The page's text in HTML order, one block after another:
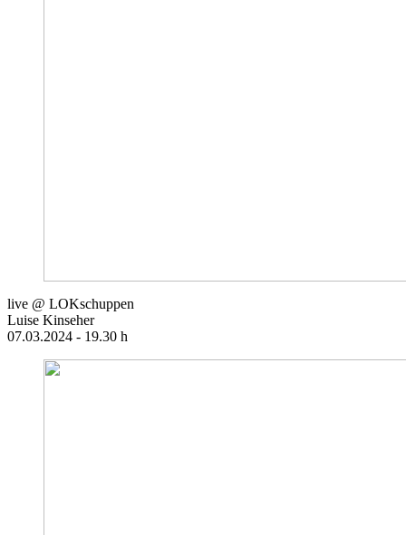
live @ LOKschuppen
Luise Kinseher
07.03.2024 - 19.30 h